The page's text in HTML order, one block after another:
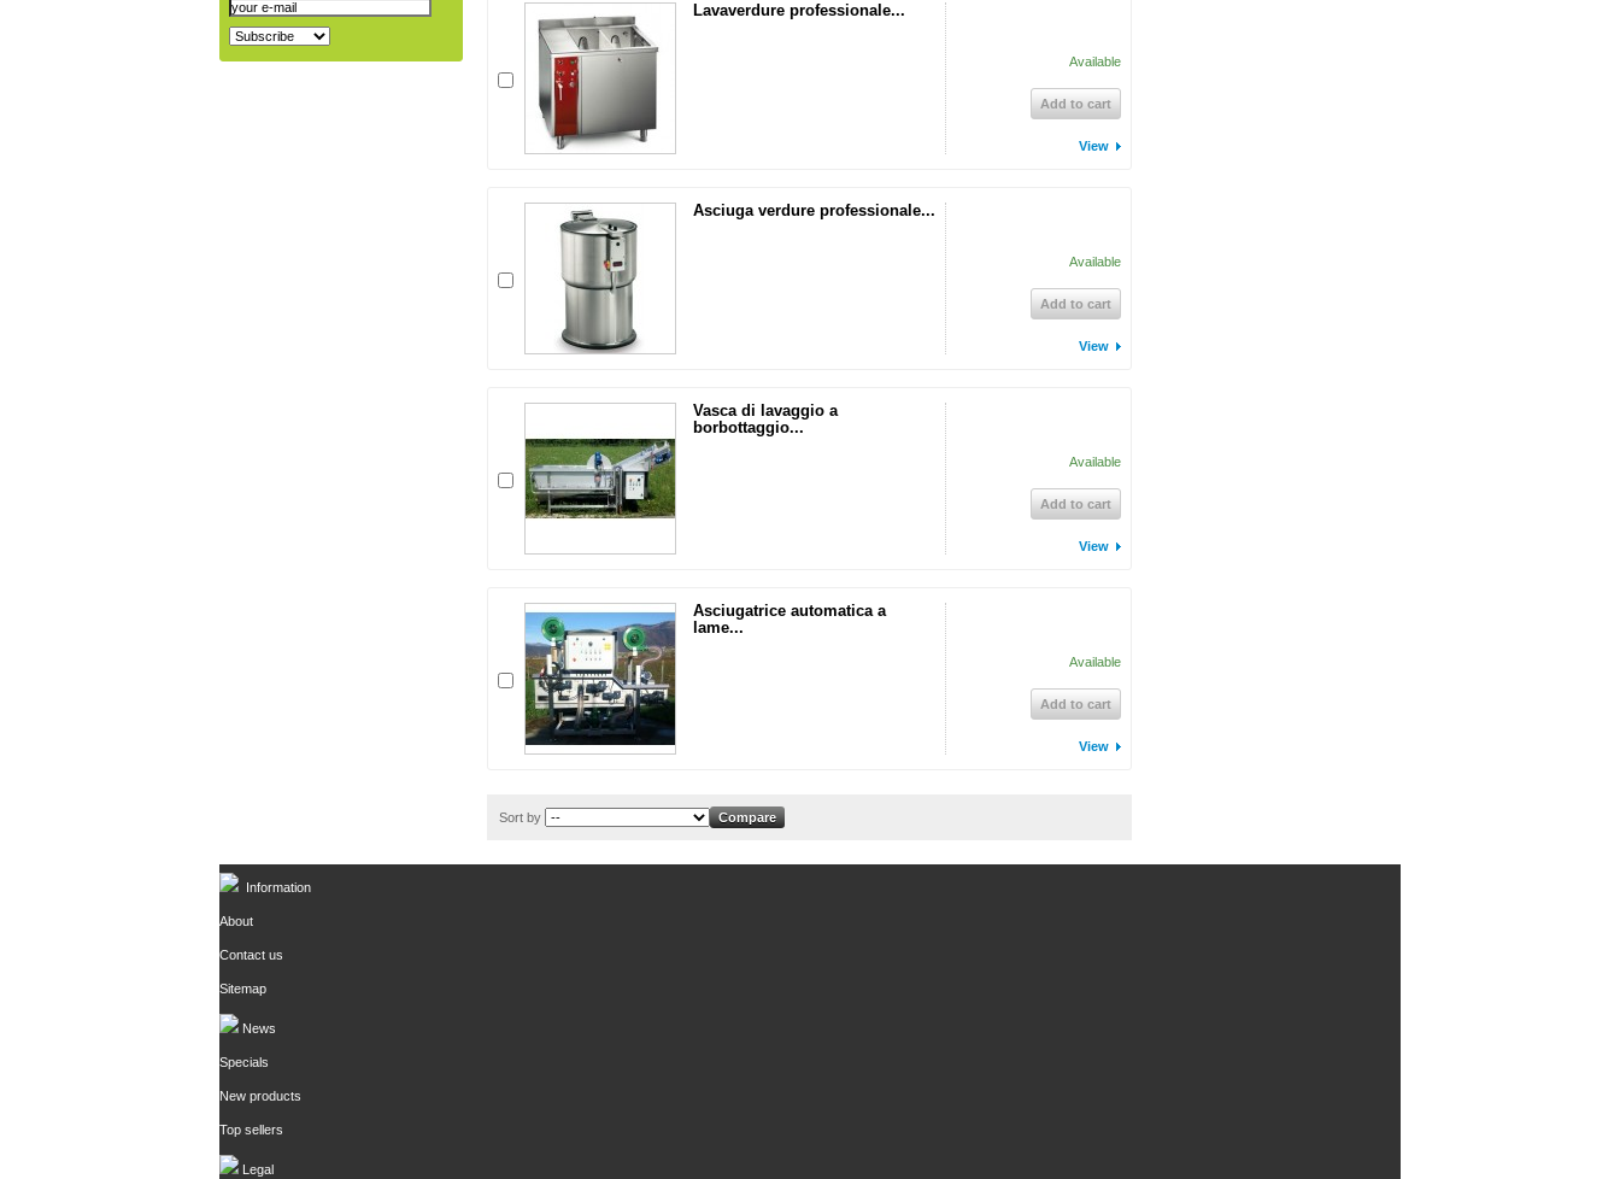
Lavaverdure professionale...
Available
Add to cart
View
Asciuga verdure professionale...
Available
Add to cart
View
Vasca di lavaggio a
borbottaggio...
Available
Add to cart
View
Asciugatrice automatica a
lame...
Available
Add to cart
View
Sort by
Information
About
Contact us
Sitemap
News
Specials
New products
Top sellers
Legal